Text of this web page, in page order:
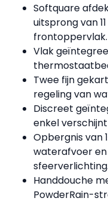
Softquare
uitsprong van
frontoppervlak.
Vlak
Twee fijn
regeling van
Discreet
enkel
Opbergnis van
waterafvoer
sfeerverlichting.
Handdouche
PowderRain-